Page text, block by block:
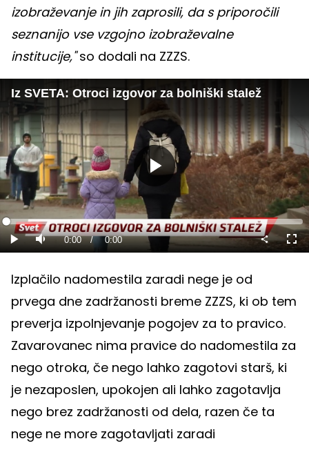
izobraževanje in jih zaprosili, da s priporočili
seznanijo vse vzgojno izobraževalne
institucije,"so dodali na ZZZS.
Iz SVETA: Otroci izgovor za bolniški stalež
Predvajaj
Predvajaj
Tiho Current
0:00 / Duration
0:00
Loaded:
0%
Izplačilo nadomestila zaradi nege je od
prvega dne zadržanosti breme ZZZS, ki ob tem
preverja izpolnjevanje pogojev za to pravico.
Zavarovanec nima pravice do nadomestila za
nego otroka, če nego lahko zagotovi starš, ki
je nezaposlen, upokojen ali lahko zagotavlja
nego brez zadržanosti od dela, razen če ta
nege ne more zagotavljati zaradi